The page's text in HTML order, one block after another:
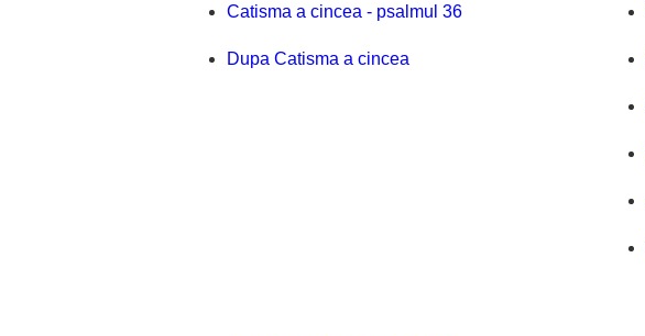
Catisma a cincea - psalmul 36
Dupa Catisma a cincea